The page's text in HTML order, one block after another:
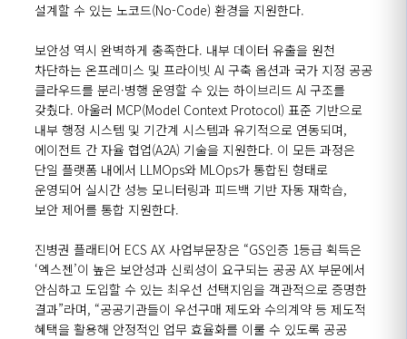
설계할 수 있는 노코드(No-Code) 환경을 지원한다.
보안성 역시 완벽하게 충족한다. 내부 데이터 유출을 원천
차단하는 온프레미스 및 프라이빗 AI 구축 옵션과 국가 지정 공공
클라우드를 분리·병행 운영할 수 있는 하이브리드 AI 구조를
갖췄다. 아울러 MCP(Model Context Protocol) 표준 기반으로
내부 행정 시스템 및 기간계 시스템과 유기적으로 연동되며,
에이전트 간 자율 협업(A2A) 기술을 지원한다. 이 모든 과정은
단일 플랫폼 내에서 LLMOps와 MLOps가 통합된 형태로
운영되어 실시간 성능 모니터링과 피드백 기반 자동 재학습,
보안 제어를 통합 지원한다.
진병권 플래티어 ECS AX 사업부문장은 “GS인증 1등급 획득은
‘엑스젠’이 높은 보안성과 신뢰성이 요구되는 공공 AX 부문에서
안심하고 도입할 수 있는 최우선 선택지임을 객관적으로 증명한
결과”라며, “공공기관들이 우선구매 제도와 수의계약 등 제도적
혜택을 활용해 안정적인 업무 효율화를 이룰 수 있도록 공공